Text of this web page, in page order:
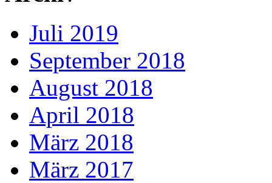
Juli 2019
September 2018
August 2018
April 2018
März 2018
März 2017